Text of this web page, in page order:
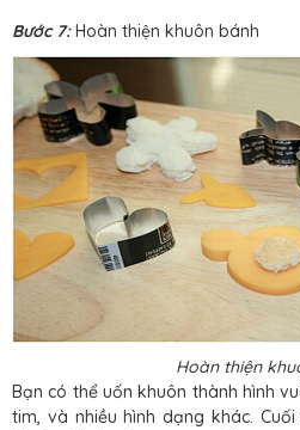
Bước 7:Hoàn thiện khuôn bánh
Hoàn thiện
Bạn có thể uốn khuôn thành hình
tim, và nhiều hình dạng khác.